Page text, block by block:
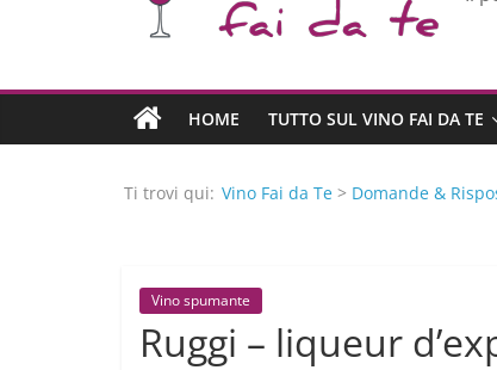
HOME TUTTO SUL VINO FAI DA TE
Ti trovi qui: Vino Fai da Te > Domande &
Vino spumante
Ruggi – liqueur